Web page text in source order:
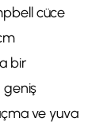
cüce
bir
geniş
ve yuva